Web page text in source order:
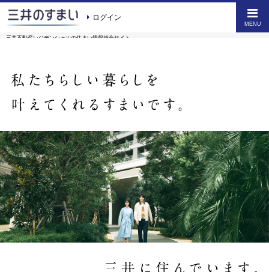
ログイン
MENU
三井不動産レジデンシャルの住まい情報総合サイト